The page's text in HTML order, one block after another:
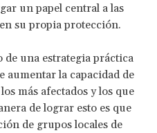
un papel central a las
su propia protección.
de una estrategia práctica
aumentar la capacidad de
más afectados y los que
de lograr esto es que
de grupos locales de